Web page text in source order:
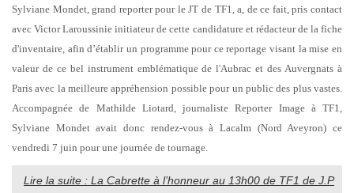
Sylviane Mondet, grand reporter pour le JT de TF1, a, de ce fait, pris contact
avec Victor Laroussinie initiateur de cette candidature et rédacteur de la fiche
d'inventaire, afin d’établir un programme pour ce reportage visant la mise en
valeur de ce bel instrument emblématique de l'Aubrac et des Auvergnats à
Paris avec la meilleure appréhension possible pour un public des plus vastes.
Accompagnée de Mathilde Liotard, journaliste Reporter Image à TF1,
Sylviane Mondet avait donc rendez-vous à Lacalm (Nord Aveyron) ce
vendredi 7 juin pour une journée de tournage.
Lire la suite : La Cabrette à l’honneur au 13h00 de TF1 de J.P